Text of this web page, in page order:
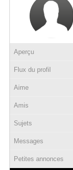
Aperçu
Flux du profil
Aime
Amis
Sujets
Messages
Petites annonces